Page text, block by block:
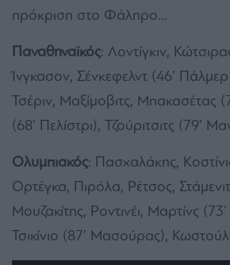
πρόκριση στο Φάληρο…
Παναθηναϊκός: Λοντίγκιν,
Ίνγκασον, Σένκεφελντ (46’
Τσέριν, Μαξίμοβιτς, Μπακασέτας
(68’ Πελίστρι), Τζούριτσιτς (79’
Ολυμπιακός: Πασχαλάκης,
Ορτέγκα, Πιρόλα, Ρέτσος,
Μουζακίτης, Ροντινέι, Μαρτίνς
Τσικίνιο (87’ Μασούρας),